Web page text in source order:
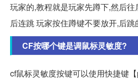
玩家的,教程就是玩家先蹲下,然后
后连跳 玩家按住蹲键不要放开,后跳
CF按哪个键是调鼠标灵敏度?
cf鼠标灵敏度按键可以使用快捷键